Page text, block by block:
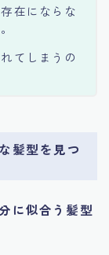
在にならな
てしまうの
髪型を見つ
に似合う髪型